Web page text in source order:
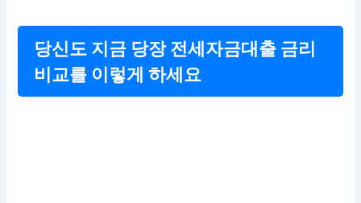
당신도 지금 당장 전세자금대출 금리
비교를 이렇게 하세요